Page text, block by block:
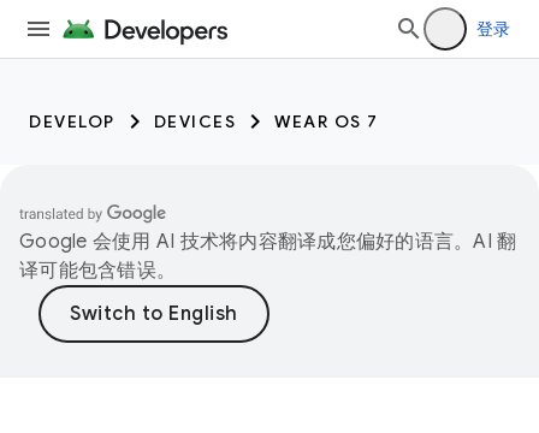
登录
DEVELOP DEVICES WEAR OS 7
Google 会使用 AI 技术将内容翻译成您偏好的语言。AI 翻
译可能包含错误。